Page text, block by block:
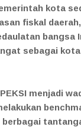
kota
fiskal
bangsa
sebagai
menjadi